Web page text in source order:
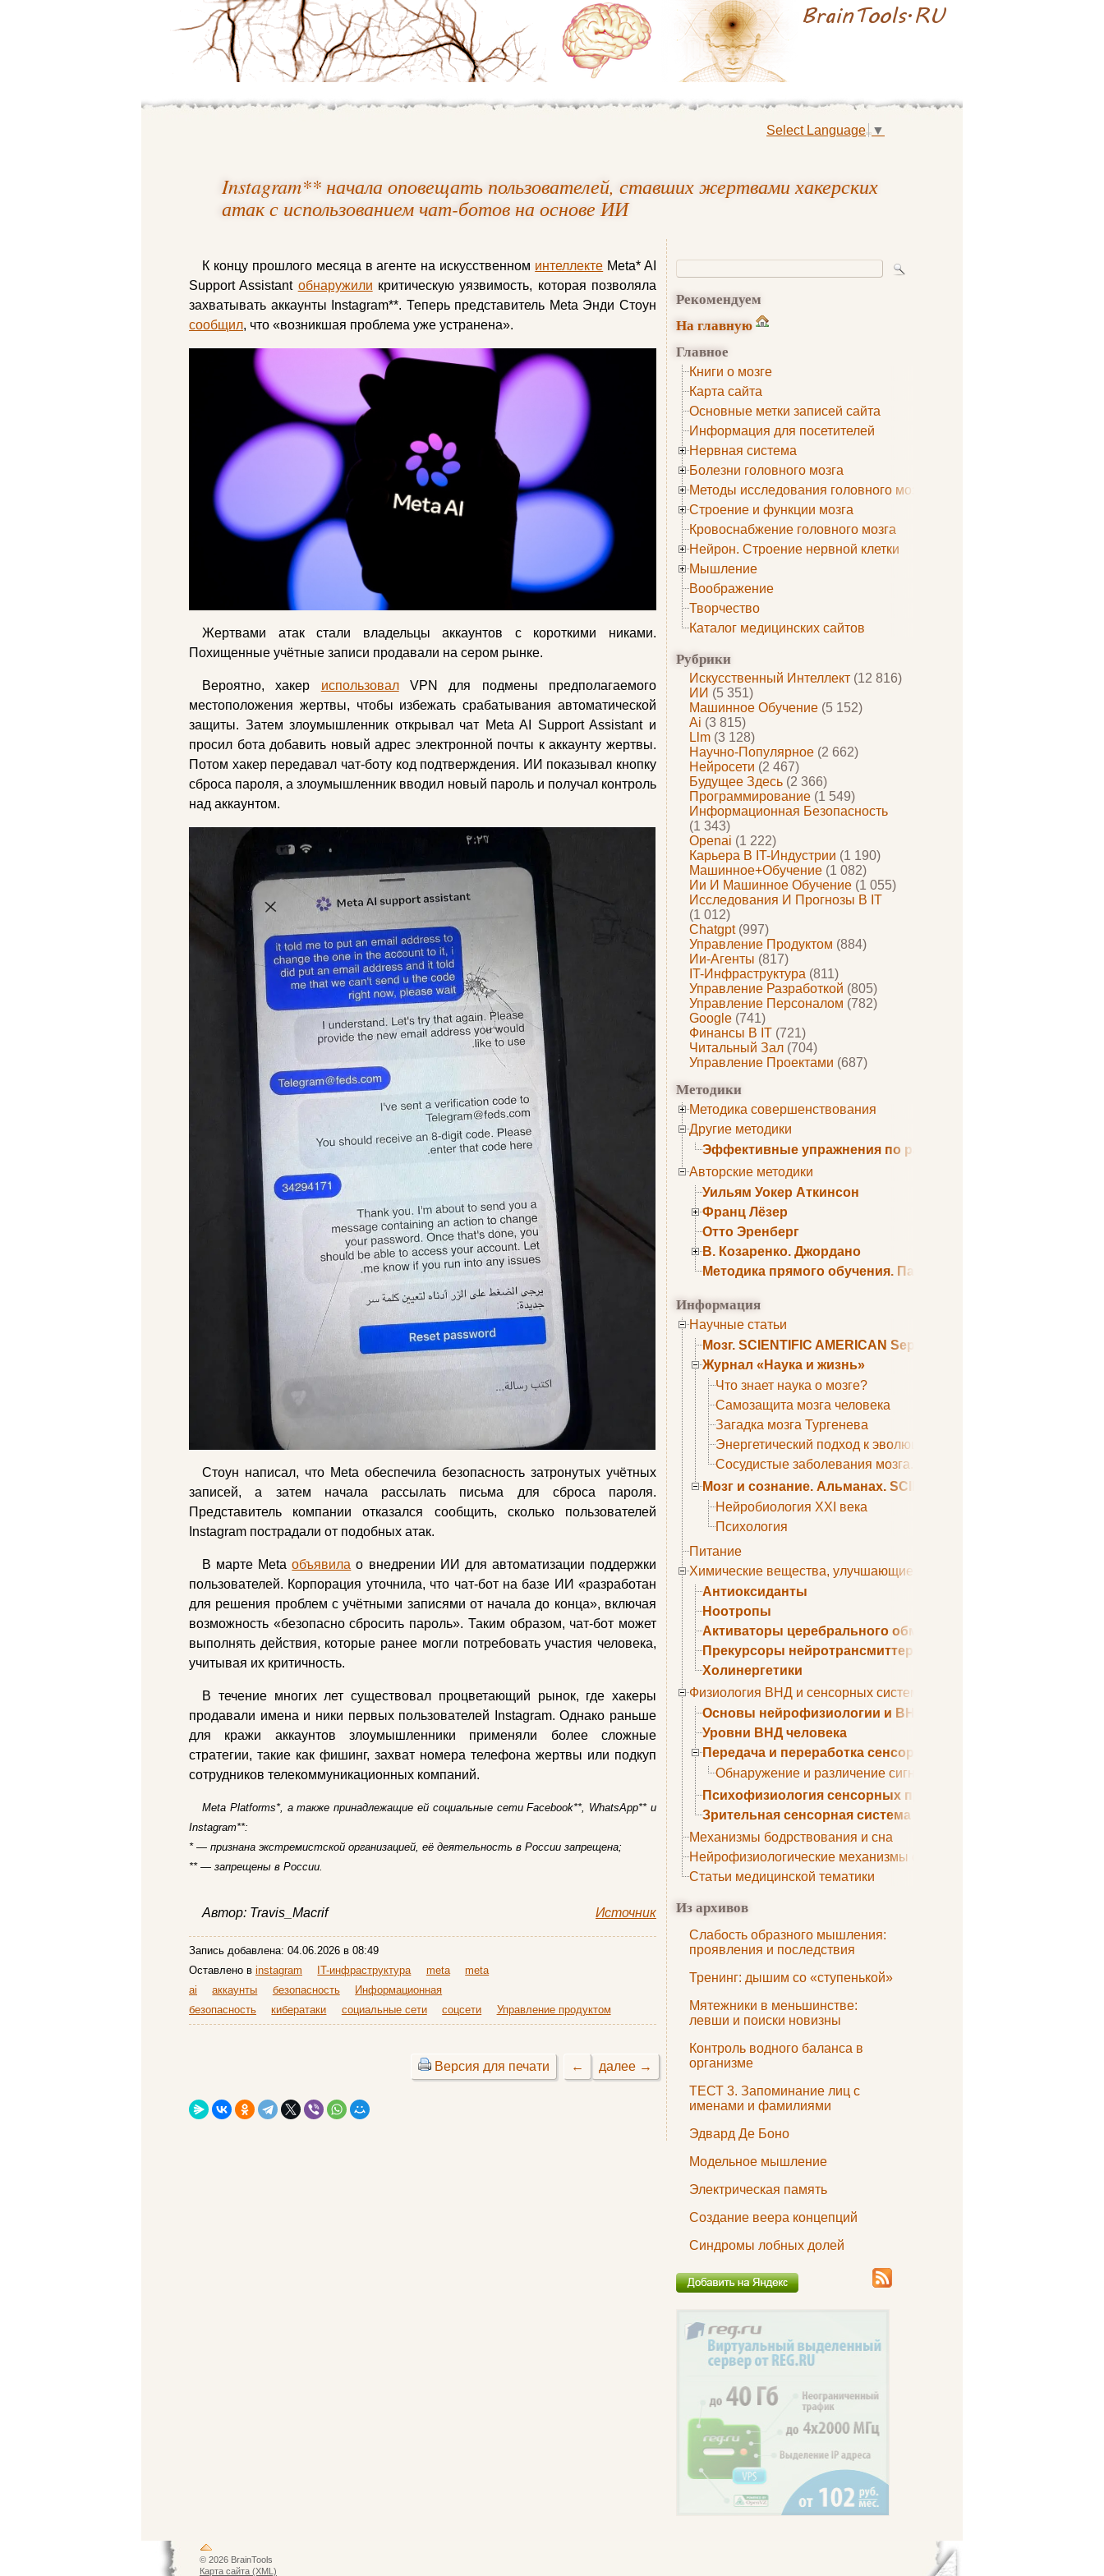
Select Language ▼
Instagram** начала оповещать пользователей, ставших жертвами хакерских
атак с использованием чат-ботов на основе ИИ
Рекомендуем
На главную
Главное
Книги о мозге
Карта сайта
Основные метки записей сайта
Информация для посетителей
Нервная система
Болезни головного мозга
Методы исследования головного мозга
Строение и функции мозга
Кровоснабжение головного мозга
Нейрон. Строение нервной клетки
Мышление
Воображение
Творчество
Каталог медицинских сайтов
Рубрики
Искусственный Интеллект (12 816)
ИИ (5 351)
Машинное Обучение (5 152)
Ai (3 815)
Llm (3 128)
Научно-Популярное (2 662)
Нейросети (2 467)
Будущее Здесь (2 366)
Программирование (1 549)
Информационная Безопасность
(1 343)
Openai (1 222)
Карьера В IT-Индустрии (1 190)
Машинное+обучение (1 082)
Ии И Машинное Обучение (1 055)
Исследования И Прогнозы В IT
(1 012)
Chatgpt(997)
Управление Продуктом (884)
Ии-Агенты (817)
IT-Инфраструктура (811)
Управление Разработкой (805)
Управление Персоналом (782)
Google (741)
Финансы В IT (721)
Читальный Зал (704)
Управление Проектами (687)
Методики
Методика совершенствования
Другие методики
Эффективные упражнения по развитию памяти
Авторские методики
Уильям Уокер Аткинсон
Франц Лёзер
Отто Эренберг
В. Козаренко. Джордано
Методика прямого обучения. Пауль Шелли
Информация
Научные статьи
Мозг. SCIENTIFIC AMERICAN September 1979
Журнал «Наука и жизнь»
Что знает наука о мозге?
Самозащита мозга человека
Загадка мозга Тургенева
Энергетический подход к эволюции мозга
Сосудистые заболевания мозга. Все может начаться с
Мозг и сознание. Альманах. SCIENTIFIC AMERICAN
Нейробиология XXI века
Психология
Питание
Химические вещества, улучшающие умственные способности
Антиоксиданты
Ноотропы
Активаторы церебрального обмена веществ
Прекурсоры нейротрансмиттеров
Холинергетики
Физиология ВНД и сенсорных систем
Основы нейрофизиологии и ВНД
Уровни ВНД человека
Передача и переработка сенсорных сигналов
Обнаружение и различение сигналов. Сенсорная рецепция
Психофизиология сенсорных процессов
Зрительная сенсорная система
Механизмы бодрствования и сна
Нейрофизиологические механизмы сна
Статьи медицинской тематики
Из архивов
Слабость образного мышления:
проявления и последствия
Тренинг: дышим со «ступенькой»
Мятежники в меньшинстве:
левши и поиски новизны
Контроль водного баланса в
организме
ТЕСТ 3. Запоминание лиц с
именами и фамилиями
Эдвард Де Боно
Модельное мышление
Электрическая память
Создание веера концепций
Синдромы лобных долей
К концу прошлого месяца в агенте на искусственном интеллекте Meta* AI
Support Assistant обнаружили критическую уязвимость, которая позволяла
захватывать аккаунты Instagram**. Теперь представитель Meta Энди Стоун
сообщил, что «возникшая проблема уже устранена».
Жертвами атак стали владельцы аккаунтов с короткими никами.
Похищенные учётные записи продавали на сером рынке.
Вероятно, хакер использовалVPN для подмены предполагаемого
местоположения жертвы, чтобы избежать срабатывания автоматической
защиты. Затем злоумышленник открывал чат Meta AI Support Assistant и
просил бота добавить новый адрес электронной почты к аккаунту жертвы.
Потом хакер передавал чат-боту код подтверждения. ИИ показывал кнопку
сброса пароля, а злоумышленник вводил новый пароль и получал контроль
над аккаунтом.
Стоун написал, что Meta обеспечила безопасность затронутых учётных
записей, а затем начала рассылать письма для сброса пароля.
Представитель компании отказался сообщить, сколько пользователей
Instagram пострадали от подобных атак.
В марте Metaобъявила о внедрении ИИ для автоматизации поддержки
пользователей. Корпорация уточнила, что чат-бот на базе ИИ «разработан
для решения проблем с учётными записями от начала до конца», включая
возможность «безопасно сбросить пароль». Таким образом, чат-бот может
выполнять действия, которые ранее могли потребовать участия человека,
учитывая их критичность.
В течение многих лет существовал процветающий рынок, где хакеры
продавали имена и ники первых пользователей Instagram. Однако раньше
для кражи аккаунтов злоумышленники применяли более сложные
стратегии, такие как фишинг, захват номера телефона жертвы или подкуп
сотрудников телекоммуникационных компаний.
Meta Platforms*, а также принадлежащие ей социальные сети Facebook**, WhatsApp** и
Instagram**:
* — признана экстремистской организацией, её деятельность в России запрещена;
** — запрещены в России.
Автор: Travis_Macrif Источник
Запись добавлена: 04.06.2026 в 08:49
Оставлено в instagram IT-инфраструктура meta
meta
ai
аккаунты безопасность
Информационная
безопасность
кибератаки социальные сети соцсети Управление продуктом
далее →
←
Версия для печати
© 2026 BrainTools
Карта сайта (XML)